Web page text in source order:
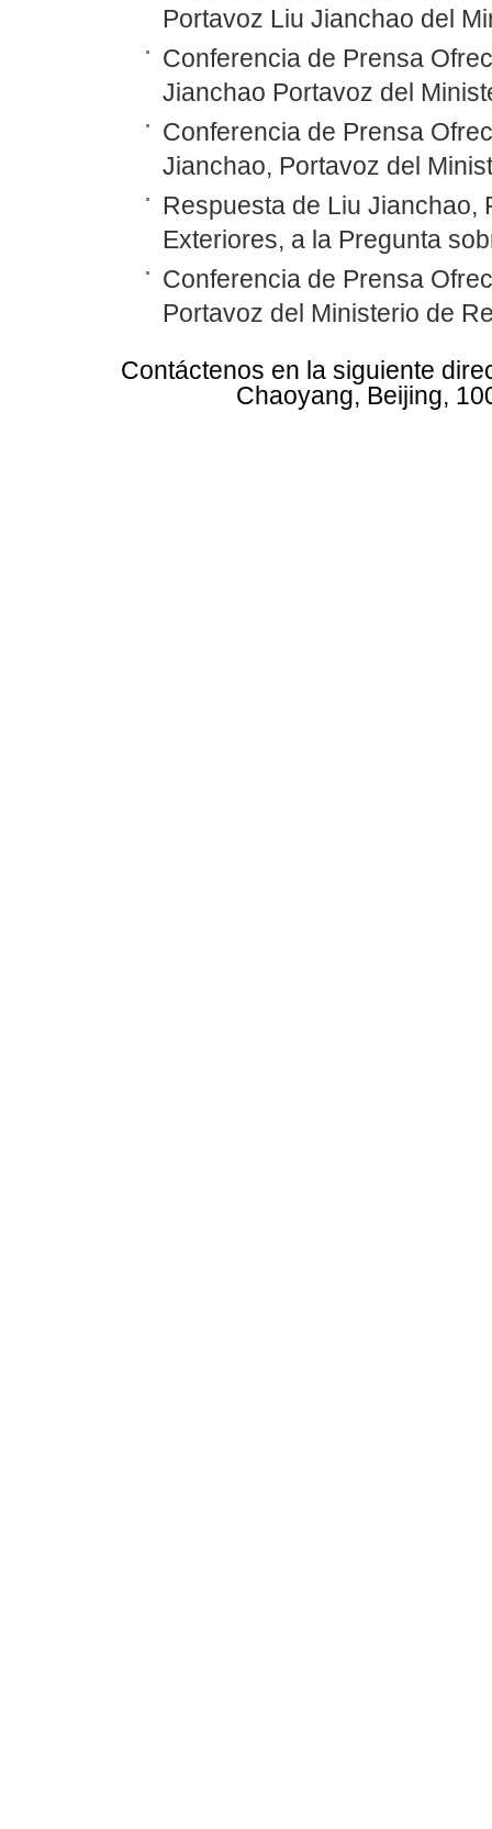
Portavoz Liu Jianchao del
Conferencia de Prensa
Jianchao Portavoz del
Conferencia de Prensa
Jianchao, Portavoz del
Respuesta de Liu Jianchao,
Exteriores, a la Pregunta
Conferencia de Prensa
Portavoz del Ministerio de
Contáctenos en la siguiente
Chaoyang, Beijing,